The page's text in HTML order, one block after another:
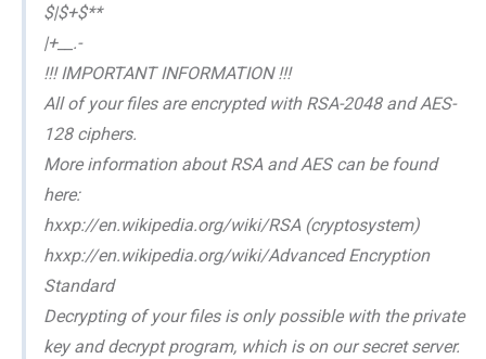
$|$+$**
|+__.-
!!! IMPORTANT INFORMATION !!!
All of your files are encrypted with RSA-2048 and AES-
128 ciphers.
More information about RSA and AES can be found
here:
hxxp://en.wikipedia.org/wiki/RSA (cryptosystem)
hxxp://en.wikipedia.org/wiki/Advanced Encryption
Standard
Decrypting of your files is only possible with the private
key and decrypt program, which is on our secret server.